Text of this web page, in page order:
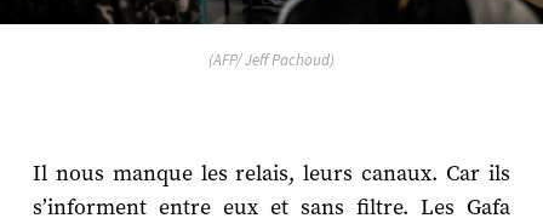
(AFP/ Jeff Pachoud)
Il nous manque les relais, leurs canaux. Car ils
s’informent entre eux et sans filtre. Les Gafa